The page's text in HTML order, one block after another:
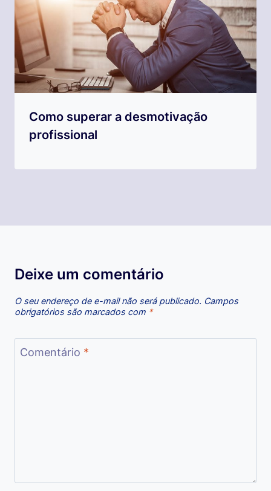
Como superar a desmotivação
profissional
Deixe um comentário
O seu endereço de e-mail não será publicado. Campos
obrigatórios são marcados com *
Comentário *